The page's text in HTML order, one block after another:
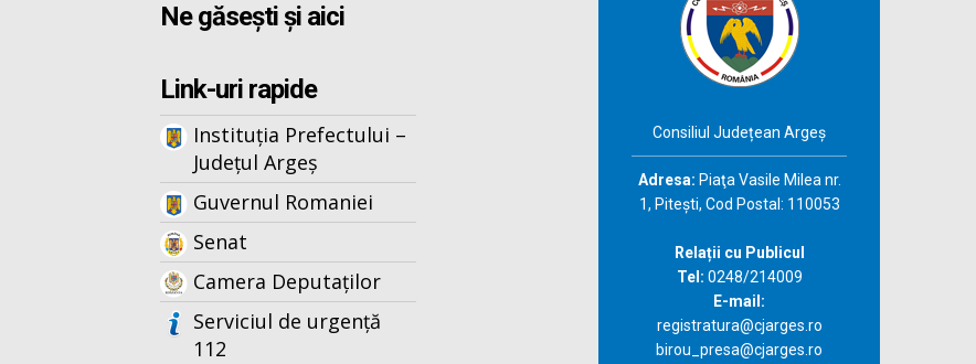
Ne găsești și aici
Link-uri rapide
Instituția Prefectului –
Județul Argeș
Guvernul Romaniei
Senat
Camera Deputaților
Serviciul de urgență
112
Consiliul Județean Argeș
Adresa: Piaţa Vasile Milea nr.
1, Piteşti, Cod Postal: 110053
Relații cu Publicul
Tel: 0248/214009
E-mail:
registratura@cjarges.ro
birou_presa@cjarges.ro